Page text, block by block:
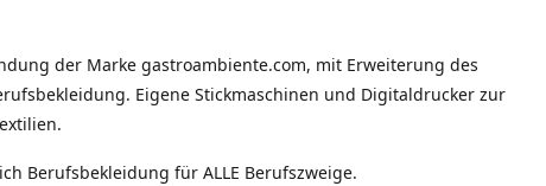
der Marke gastroambiente.com, mit Erweiterung des
Eigene Stickmaschinen und Digitaldrucker zur
Berufsbekleidung für ALLE Berufszweige.